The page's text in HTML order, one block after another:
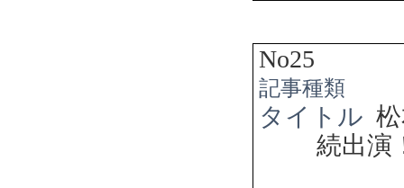
No25
記事種類
タイトル
続出演